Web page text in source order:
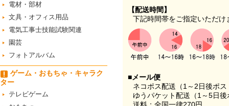
電材・部材
文具・オフィス用品
電気工事士技能試験関連
園芸
フォトアルバム
ゲーム・おもちゃ・キャラク
ター
テレビゲーム
【配送時間】
下記時間帯をご指定いただけ
■メール便
ネコポス配送（1～2日後ポ
ゆうパケット配送（1～5日